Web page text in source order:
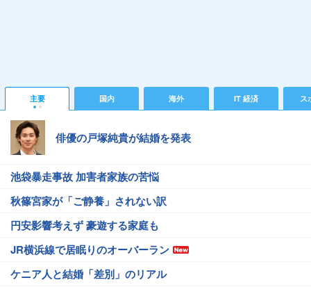
主要 国内 海外 IT 経済 ス
俳優の戸塚純貴が結婚を発表
池袋暴走事故 加害者家族の苦悩
秋篠宮家が「ご静養」されない訳
円安影響考えず 豪遊する家庭も
JR横浜線で居眠りのオーバーラン
ケニア人と結婚「差別」のリアル